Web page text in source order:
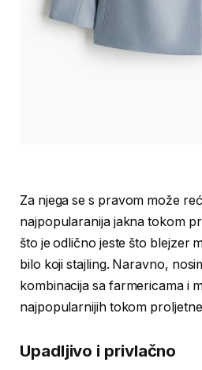
Za njega se s pravom može
najpopularanija jakna tokom
što je odlično jeste što blejzer
bilo koji stajling. Naravno,
kombinacija sa farmericama i
najpopularnijih tokom
Upadljivo i privlačno